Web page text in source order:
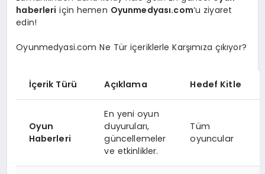
haberleri için hemen Oyunmedyası.com‘u ziyaret
edin!
Oyunmedyasi.com Ne Tür içeriklerle Karşımıza çıkıyor?
İçerik Türü Açıklama Hedef Kitle
Oyun
Haberleri
En yeni oyun
duyuruları,
güncellemeler
ve etkinlikler.
Tüm
oyuncular